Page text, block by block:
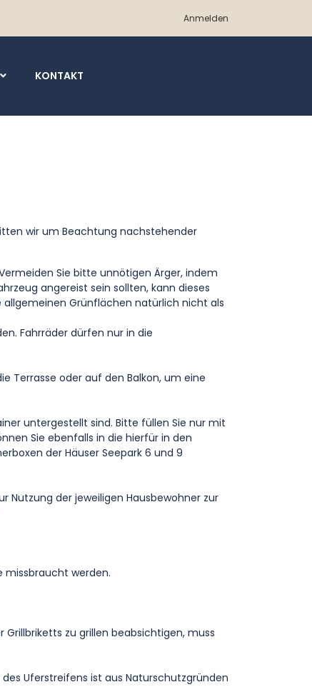
Anmelden
KONTAKT
wir um Beachtung nachstehender
Sie bitte unnötigen Ärger, indem
angereist sein sollten, kann dieses
Grünflächen natürlich nicht als
Fahrräder dürfen nur in die
Terrasse oder auf den Balkon, um eine
untergestellt sind. Bitte füllen Sie nur mit
Sie ebenfalls in die hierfür in den
der Häuser Seepark 6 und 9
Nutzung der jeweiligen Hausbewohner zur
missbraucht werden.
Grillbriketts zu grillen beabsichtigen, muss
Uferstreifens ist aus Naturschutzgründen